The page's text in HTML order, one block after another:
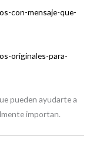
con-mensaje-que-
originales-para-
pueden ayudarte a
importan.